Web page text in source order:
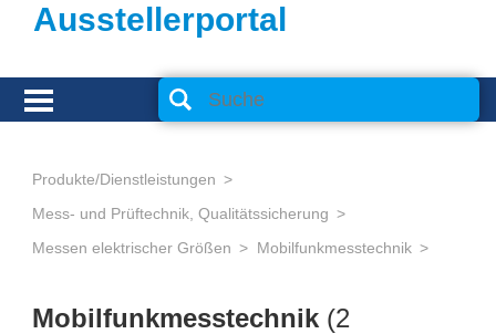
Ausstellerportal
Produkte/Dienstleistungen
Mess- und Prüftechnik, Qualitätssicherung
Messen elektrischer Größen
Mobilfunkmesstechnik
Mobilfunkmesstechnik (2